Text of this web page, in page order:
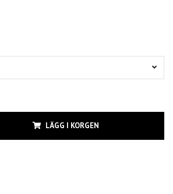
LÄGG I KORGEN